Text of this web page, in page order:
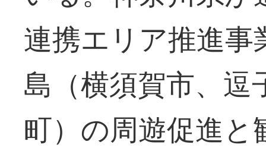
連携エリア推進
島（横須賀市、逗
町）の周遊促進